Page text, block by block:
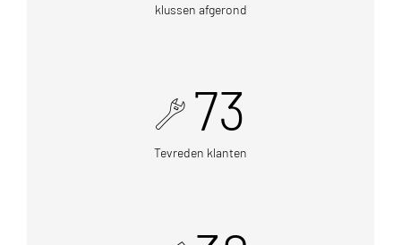
klussen afgerond
73
Tevreden klanten